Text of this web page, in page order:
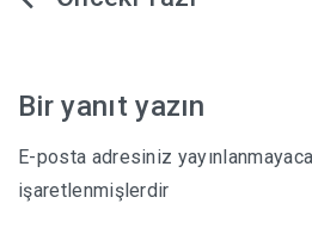
Bir yanıt yazın
E-posta adresiniz
işaretlenmişlerdir